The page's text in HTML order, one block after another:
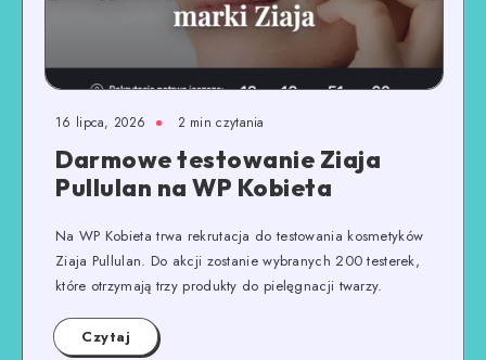
16 lipca, 2026 2 min czytania
Darmowe testowanie Ziaja
Pullulan na WP Kobieta
Na WP Kobieta trwa rekrutacja do testowania kosmetyków
Ziaja Pullulan. Do akcji zostanie wybranych 200 testerek,
które otrzymają trzy produkty do pielęgnacji twarzy.
Czytaj